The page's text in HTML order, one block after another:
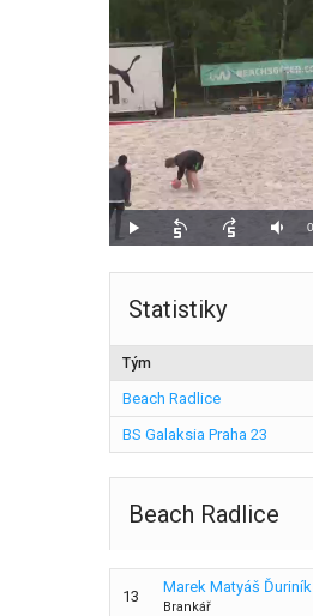
Statistiky
Tým
Beach Radlice
BS Galaksia Praha 23
Beach Radlice
13
Marek Matyáš Ďuriník
Brankář